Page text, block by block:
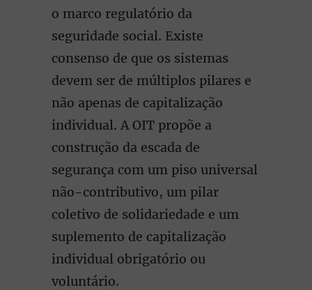
o marco regulatório da
seguridade social. Existe
consenso de que os sistemas
devem ser de múltiplos pilares e
não apenas de capitalização
individual. A OIT propõe a
construção da escada de
segurança com um piso universal
não-contributivo, um pilar
coletivo de solidariedade e um
suplemento de capitalização
individual obrigatório ou
voluntário.